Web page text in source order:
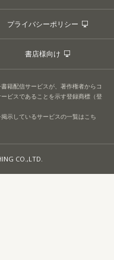
プライバシーポリシー
書店様向け
籍配信サービスが、著作権者からコ
ビスであることを示す登録商標（登
示しているサービスの一覧はこち
CO.,LTD.